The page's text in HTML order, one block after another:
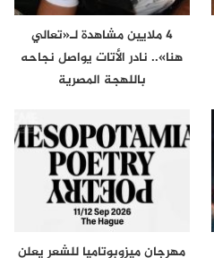
4 ملايين مشاهدة لـ«تعالي
هنا».. نادر الأتات يواصل نجاحه
باللهجة المصرية
مهرجان ميزوبوتاميا للشعر يعلن